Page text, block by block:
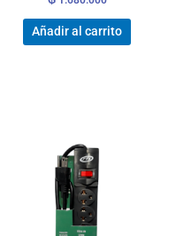
Añadir al carrito